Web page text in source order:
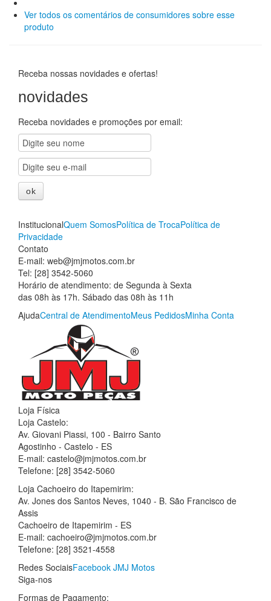
Ver todos os comentários de consumidores sobre esse
produto
Receba nossas novidades e ofertas!
novidades
Receba novidades e promoções por email:
InstitucionalQuem SomosPolítica de TrocaPolítica de
Privacidade
Contato
E-mail: web@jmjmotos.com.br
Tel: [28] 3542-5060
Horário de atendimento: de Segunda à Sexta
das 08h às 17h. Sábado das 08h às 11h
AjudaCentral de AtendimentoMeus PedidosMinha Conta
Loja Física
Loja Castelo:
Av. Giovani Piassi, 100 - Bairro Santo
Agostinho - Castelo - ES
E-mail: castelo@jmjmotos.com.br
Telefone: [28] 3542-5060
Loja Cachoeiro do Itapemirim:
Av. Jones dos Santos Neves, 1040 - B. São Francisco de
Assis
Cachoeiro de Itapemirim - ES
E-mail: cachoeiro@jmjmotos.com.br
Telefone: [28] 3521-4558
Redes SociaisFacebook JMJ Motos
Siga-nos
Formas de Pagamento: